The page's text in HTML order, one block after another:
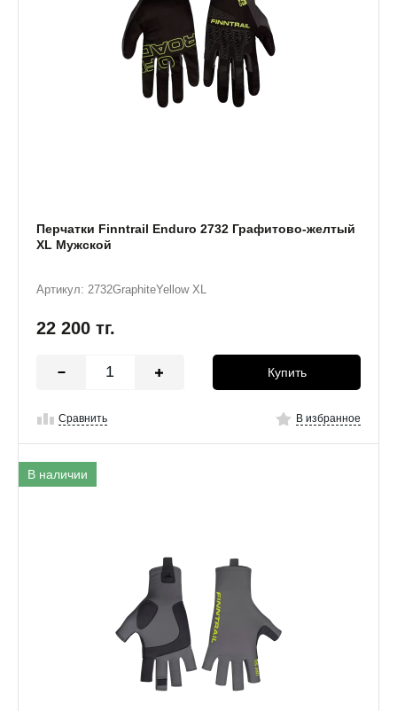
Перчатки Finntrail Enduro 2732 Графитово-желтый
XL Мужской
Артикул: 2732GraphiteYellow XL
22 200 тг.
Купить
Сравнить В избранное
В наличии